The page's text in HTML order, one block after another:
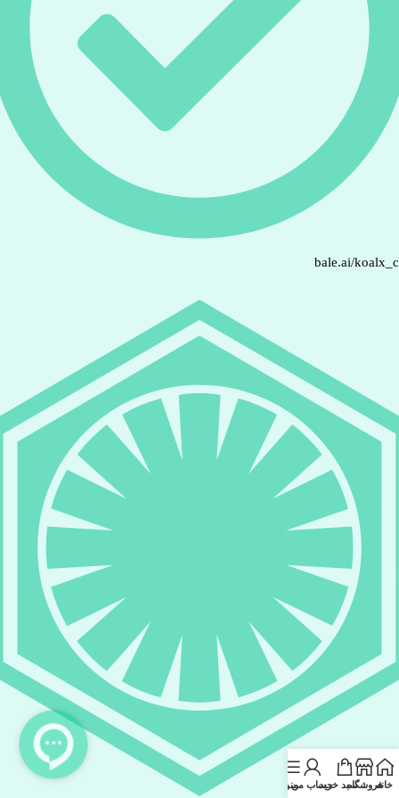
bale.ai/
خانهفروشگاهسبد خریدحساب منمنو